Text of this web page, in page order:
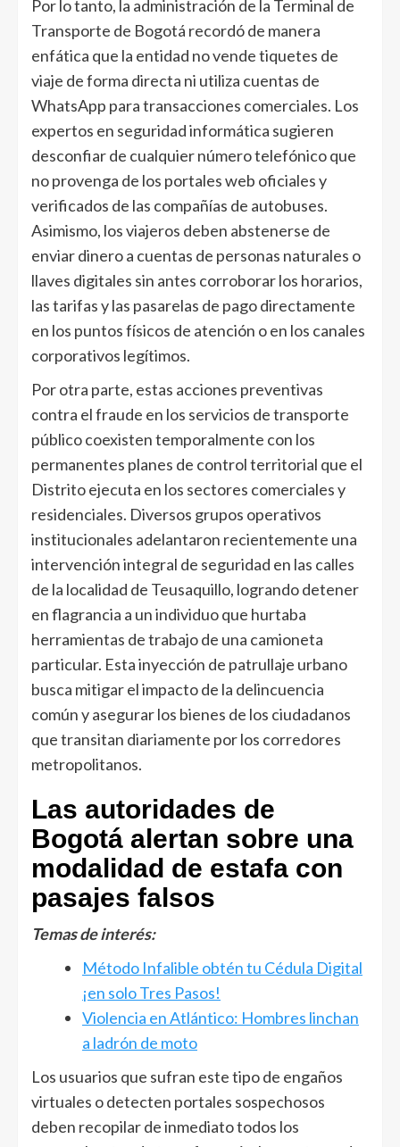
Por lo tanto, la administración de la Terminal de
Transporte de Bogotá recordó de manera
enfática que la entidad no vende tiquetes de
viaje de forma directa ni utiliza cuentas de
WhatsApp para transacciones comerciales. Los
expertos en seguridad informática sugieren
desconfiar de cualquier número telefónico que
no provenga de los portales web oficiales y
verificados de las compañías de autobuses.
Asimismo, los viajeros deben abstenerse de
enviar dinero a cuentas de personas naturales o
llaves digitales sin antes corroborar los horarios,
las tarifas y las pasarelas de pago directamente
en los puntos físicos de atención o en los canales
corporativos legítimos.
Por otra parte, estas acciones preventivas
contra el fraude en los servicios de transporte
público coexisten temporalmente con los
permanentes planes de control territorial que el
Distrito ejecuta en los sectores comerciales y
residenciales. Diversos grupos operativos
institucionales adelantaron recientemente una
intervención integral de seguridad en las calles
de la localidad de Teusaquillo, logrando detener
en flagrancia a un individuo que hurtaba
herramientas de trabajo de una camioneta
particular. Esta inyección de patrullaje urbano
busca mitigar el impacto de la delincuencia
común y asegurar los bienes de los ciudadanos
que transitan diariamente por los corredores
metropolitanos.
Las autoridades de
Bogotá alertan sobre una
modalidad de estafa con
pasajes falsos
Temas de interés:
Método Infalible obtén tu Cédula Digital
¡en solo Tres Pasos!
Violencia en Atlántico: Hombres linchan
a ladrón de moto
Los usuarios que sufran este tipo de engaños
virtuales o detecten portales sospechosos
deben recopilar de inmediato todos los